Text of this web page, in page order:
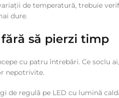
de temperatură, trebuie
dure.
să pierzi timp
cu patru întrebări. Ce soclu
nepotrivite.
de regulă pe LED cu lumină